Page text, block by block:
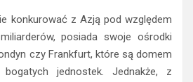
konkurować z Azją pod względem
posiada swoje ośrodki
czy Frankfurt, które są domem
jednostek. Jednakże, z